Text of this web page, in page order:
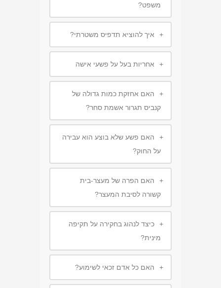
משפט?
+ איך להוציא תדפיס משטרתי?
+ אחריות בעל על פשעי אישה
+
האם אחזקת כמות גדולה של
קנביס תגרור אשמת סחר?
+
האם פשע שלא בוצע הוא עבירה
על החוק?
+
האם הפרה של מעצר-בית
קשורה לסיבת המעצר?
+
כיצד לנהוג בחקירה על תקיפה
מינית?
+ האם כל אדם זכאי לשימוע?